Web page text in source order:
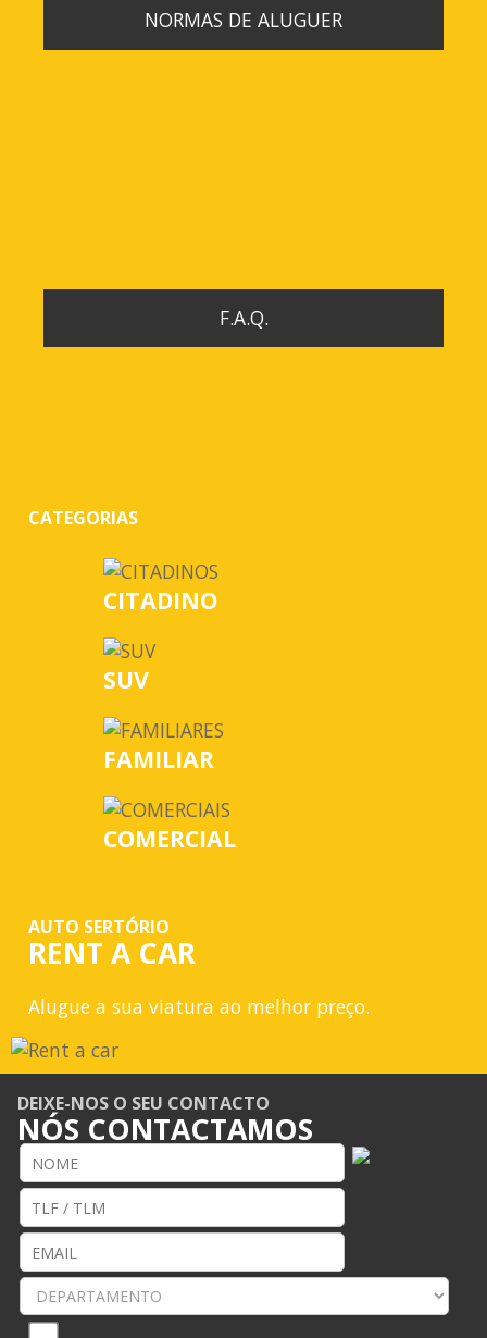
AUTO SERTÓRIO
RENT A CAR
Alugue a sua viatura ao melhor preço.
NORMAS DE ALUGUER
F.A.Q.
CATEGORIAS
CITADINO
SUV
FAMILIAR
COMERCIAL
DEIXE-NOS O SEU CONTACTO
NÓS CONTACTAMOS